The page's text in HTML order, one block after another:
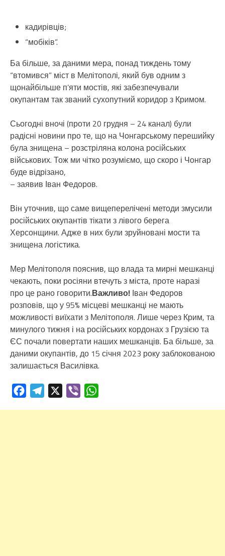
кадирівців;
“мобіків”.
Ба більше, за даними мера, понад тиждень тому
“втомився” міст в Мелітополі, який був одним з
щонайбільше п’яти мостів, які забезпечували
окупантам так званий сухопутний коридор з Кримом.
Сьогодні вночі (проти 20 грудня – 24 канал) були
радісні новини про те, що на Чонгарському перешийку
була знищена – розстріляна колона російських
військових. Тож ми чітко розуміємо, що скоро і Чонгар
буде відрізано,
– заявив Іван Федоров.
Він уточнив, що саме вищеперелічені методи змусили
російських окупантів тікати з лівого берега
Херсонщини. Адже в них були зруйновані мости та
знищена логістика.
Мер Мелітополя пояснив, що влада та мирні мешканці
чекають, поки росіяни втечуть з міста, проте наразі
про це рано говорити.Важливо! Іван Федоров
розповів, що у 95% місцеві мешканці не мають
можливості виїхати з Мелітополя. Лише через Крим, та
минулого тижня і на російських кордонах з Грузією та
ЄС почали повертати наших мешканців. Ба більше, за
даними окупантів, до 15 січня 2023 року заблокованою
залишається Василівка.
FacebookTelegram Viber